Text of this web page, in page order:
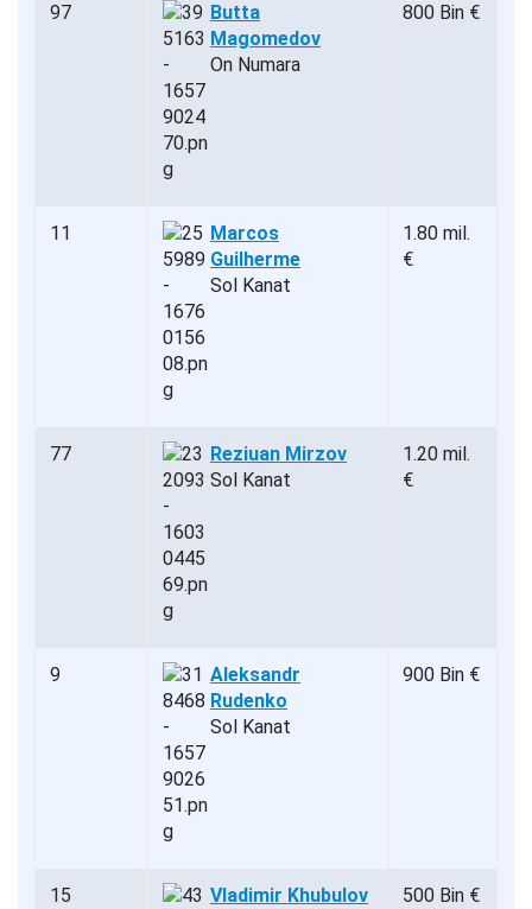
97
Butta
Magomedov
On Numara
800 Bin €
11
Marcos
Guilherme
Sol Kanat
1.80 mil.
€
77
Reziuan Mirzov
Sol Kanat
1.20 mil.
€
9
Aleksandr
Rudenko
Sol Kanat
900 Bin €
15 Vladimir Khubulov 500 Bin €